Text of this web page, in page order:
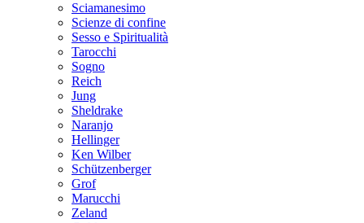
Sciamanesimo
Scienze di confine
Sesso e Spiritualità
Tarocchi
Sogno
Reich
Jung
Sheldrake
Naranjo
Hellinger
Ken Wilber
Schützenberger
Grof
Marucchi
Zeland